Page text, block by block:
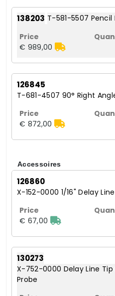
138203 T-581-5507 Pencil
€ 989,00
126845
T-681-4507 90° Right
€ 872,00
Accessoires
126860
X-152-0000 1/16" Delay
€ 67,00
130273
X-752-0000 Delay Line
Probe